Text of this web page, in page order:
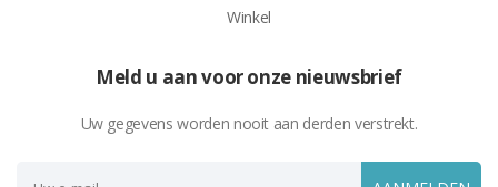
Winkel
Meld u aan voor onze nieuwsbrief
Uw gegevens worden nooit aan derden verstrekt.